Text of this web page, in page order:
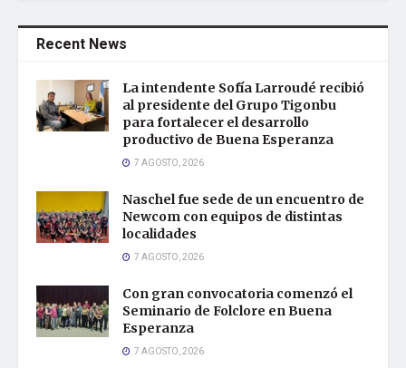
Recent News
La intendente Sofía Larroudé recibió
al presidente del Grupo Tigonbu
para fortalecer el desarrollo
productivo de Buena Esperanza
7 AGOSTO, 2026
Naschel fue sede de un encuentro de
Newcom con equipos de distintas
localidades
7 AGOSTO, 2026
Con gran convocatoria comenzó el
Seminario de Folclore en Buena
Esperanza
7 AGOSTO, 2026